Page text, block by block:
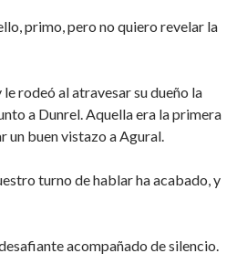
primo, pero no quiero revelar la
le rodeó al atravesar su dueño la
a Dunrel. Aquella era la primera
un buen vistazo a Agural.
turno de hablar ha acabado, y
acompañado de silencio.